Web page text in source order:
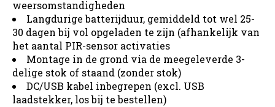
weersomstandigheden
Langdurige batterijduur, gemiddeld tot wel 25-
30 dagen bij vol opgeladen te zijn (afhankelijk van
het aantal PIR-sensor activaties
Montage in de grond via de meegeleverde 3-
delige stok of staand (zonder stok)
DC/USB kabel inbegrepen (excl. USB
laadstekker, los bij te bestellen)